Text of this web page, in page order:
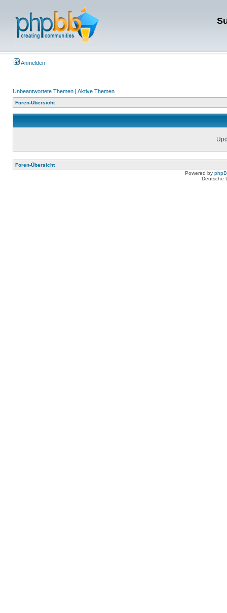
Anmelden
Unbeantwortete Themen | Aktive Themen
Foren-Übersicht
Foren-Übersicht
Powered by
Deutsche